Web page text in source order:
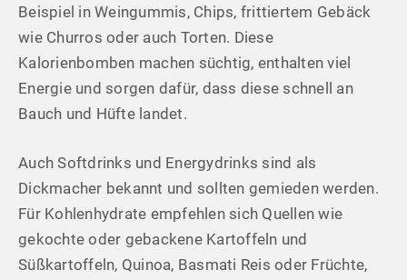
Beispiel in Weingummis, Chips, frittiertem Gebäck
wie Churros oder auch Torten. Diese
Kalorienbomben machen süchtig, enthalten viel
Energie und sorgen dafür, dass diese schnell an
Bauch und Hüfte landet.
Auch Softdrinks und Energydrinks sind als
Dickmacher bekannt und sollten gemieden werden.
Für Kohlenhydrate empfehlen sich Quellen wie
gekochte oder gebackene Kartoffeln und
Süßkartoffeln, Quinoa, Basmati Reis oder Früchte,